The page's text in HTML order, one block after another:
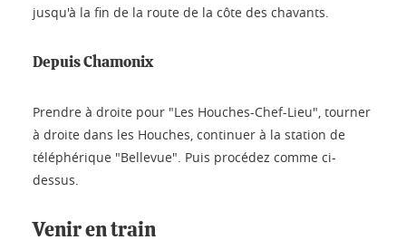
jusqu'à la fin de la route de la côte des chavants.
Depuis Chamonix
Prendre à droite pour "Les Houches-Chef-Lieu", tourner
à droite dans les Houches, continuer à la station de
téléphérique "Bellevue". Puis procédez comme ci-
dessus.
Venir en train